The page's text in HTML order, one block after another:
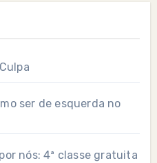
ser de esquerda no
nós: 4ª classe gratuita